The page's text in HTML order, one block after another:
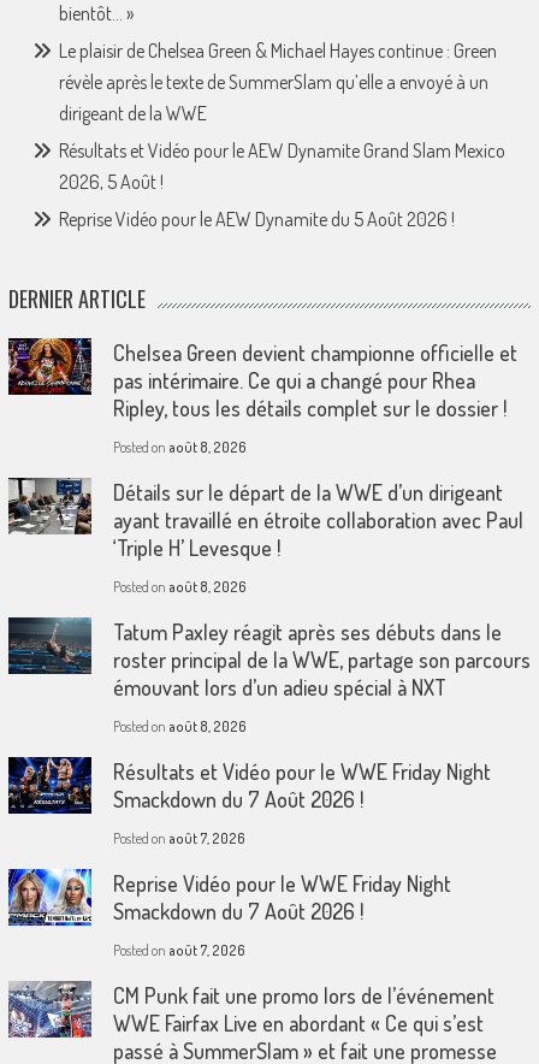
bientôt… »
Le plaisir de Chelsea Green & Michael Hayes continue : Green
révèle après le texte de SummerSlam qu’elle a envoyé à un
dirigeant de la WWE
Résultats et Vidéo pour le AEW Dynamite Grand Slam Mexico
2026, 5 Août !
Reprise Vidéo pour le AEW Dynamite du 5 Août 2026 !
DERNIER ARTICLE
Chelsea Green devient championne officielle et
pas intérimaire. Ce qui a changé pour Rhea
Ripley, tous les détails complet sur le dossier !
Posted on août 8, 2026
Détails sur le départ de la WWE d’un dirigeant
ayant travaillé en étroite collaboration avec Paul
‘Triple H’ Levesque !
Posted on août 8, 2026
Tatum Paxley réagit après ses débuts dans le
roster principal de la WWE, partage son parcours
émouvant lors d’un adieu spécial à NXT
Posted on août 8, 2026
Résultats et Vidéo pour le WWE Friday Night
Smackdown du 7 Août 2026 !
Posted on août 7, 2026
Reprise Vidéo pour le WWE Friday Night
Smackdown du 7 Août 2026 !
Posted on août 7, 2026
CM Punk fait une promo lors de l’événement
WWE Fairfax Live en abordant « Ce qui s’est
passé à SummerSlam » et fait une promesse